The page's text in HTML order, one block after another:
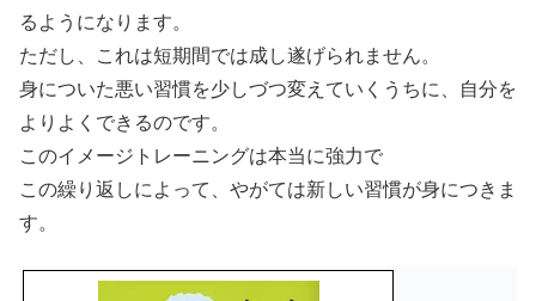
るようになります。
ただし、これは短期間では成し遂げられません。
身についた悪い習慣を少しづつ変えていくうちに、自分を
よりよくできるのです。
このイメージトレーニングは本当に強力で
この繰り返しによって、やがては新しい習慣が身につきま
す。